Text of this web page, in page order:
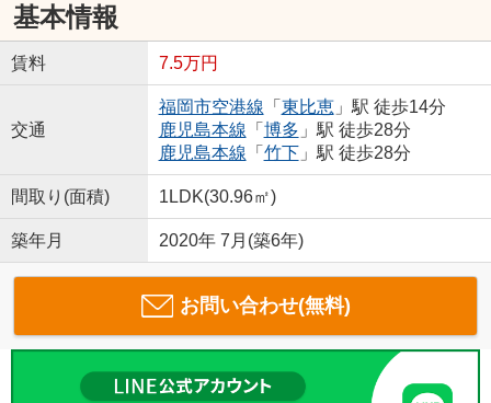
基本情報
賃料 7.5万円
交通
福岡市空港線 「 東比恵」駅 徒歩14分
鹿児島本線 「 博多 」駅 徒歩28分
鹿児島本線 「 竹下」駅 徒歩28分
間取り(面積) 1LDK(30.96㎡)
築年月 2020年 7月(築6年)
お問い合わせ(無料)